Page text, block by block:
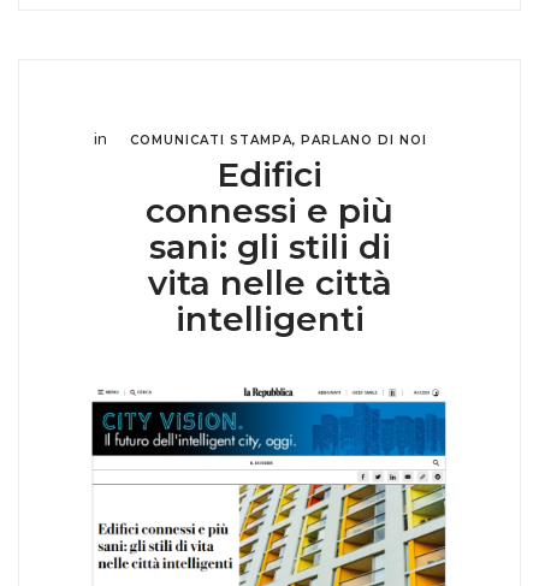
in COMUNICATI STAMPA, PARLANO DI NOI
Edifici
connessi e più
sani: gli stili di
vita nelle città
intelligenti